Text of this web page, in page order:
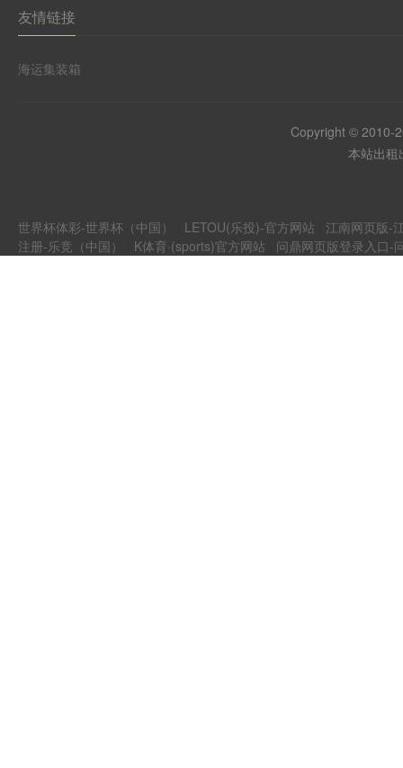
友情链接
海运集装箱
Copyright © 2010-
本站出
世界杯体彩-世界杯（中国） LETOU(乐投)-官方网站
江南网页版-
注册-乐竞（中国）
K体育·(sports)官方网站 问鼎网页版登录入口-